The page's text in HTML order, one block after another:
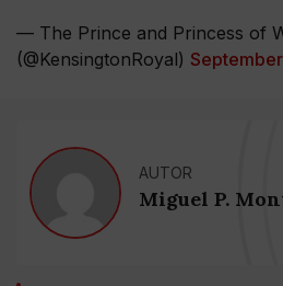
— The Prince and Princess of
(@KensingtonRoyal)
AUTOR
Miguel P.